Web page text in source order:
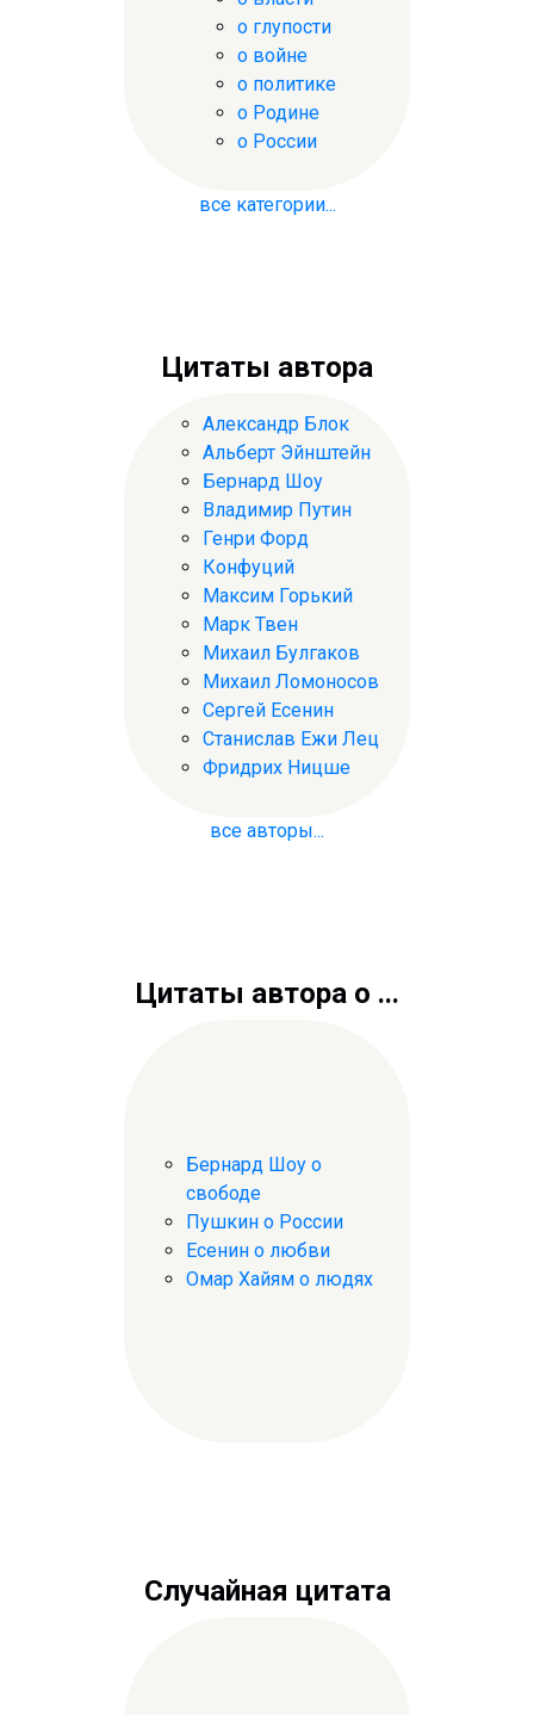
о глупости
о войне
о политике
о Родине
о России
все категории...
Цитаты автора
Александр Блок
Альберт Эйнштейн
Бернард Шоу
Владимир Путин
Генри Форд
Конфуций
Максим Горький
Марк Твен
Михаил Булгаков
Михаил Ломоносов
Сергей Есенин
Станислав Ежи Лец
Фридрих Ницше
все авторы...
Цитаты автора о ...
Бернард Шоу о
свободе
Пушкин о России
Есенин о любви
Омар Хайям о людях
Случайная цитата